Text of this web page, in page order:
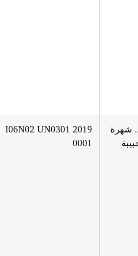
I06N02 UN0301 2019
0001
شهرة